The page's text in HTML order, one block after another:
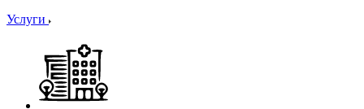
Услуги